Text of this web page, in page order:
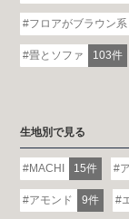
フロアがブラウン系
畳とソファ 103件
生地別で見る
MACHI 15件
アモンド 9件